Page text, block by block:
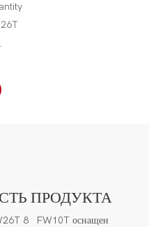
ПРОДУКТА
FW10T оснащен